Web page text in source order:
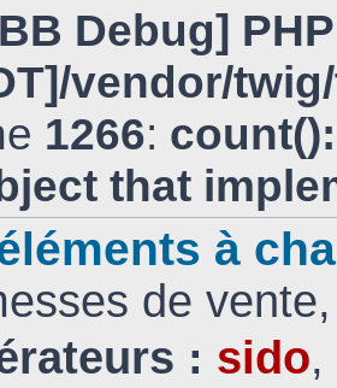
Debug]
vendor/
1266:
that
à
de
: sido,